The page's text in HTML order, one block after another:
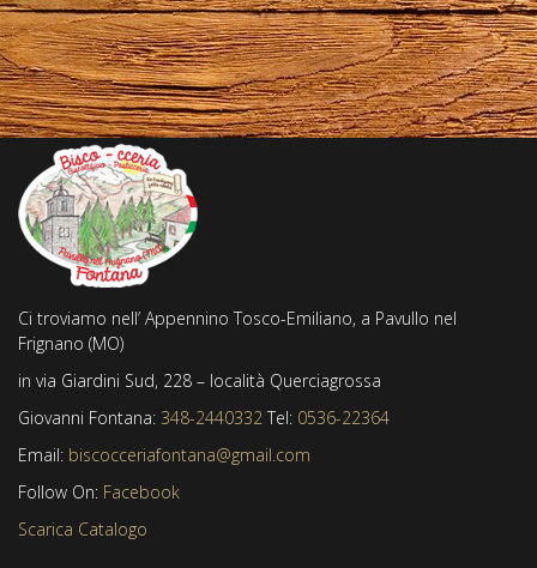
Ci troviamo nell’ Appennino Tosco-Emiliano, a Pavullo nel
Frignano (MO)
in via Giardini Sud, 228 – località Querciagrossa
Giovanni Fontana: 348-2440332 Tel: 0536-22364
Email: biscocceriafontana@gmail.com
Follow On: Facebook
Scarica Catalogo